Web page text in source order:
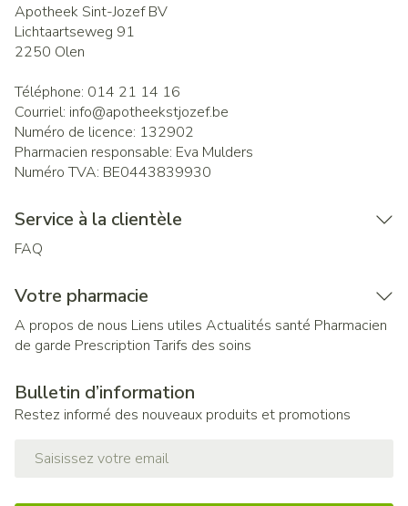
Apotheek Sint-Jozef BV
Lichtaartseweg 91
2250 Olen
Téléphone: 014 21 14 16
Courriel: info@apotheekstjozef.be
Numéro de licence: 132902
Pharmacien responsable: Eva Mulders
Numéro TVA: BE0443839930
Service à la clientèle
FAQ
Votre pharmacie
A propos de nous Liens utiles Actualités santé Pharmacien
de garde Prescription Tarifs des soins
Bulletin d’information
Restez informé des nouveaux produits et promotions